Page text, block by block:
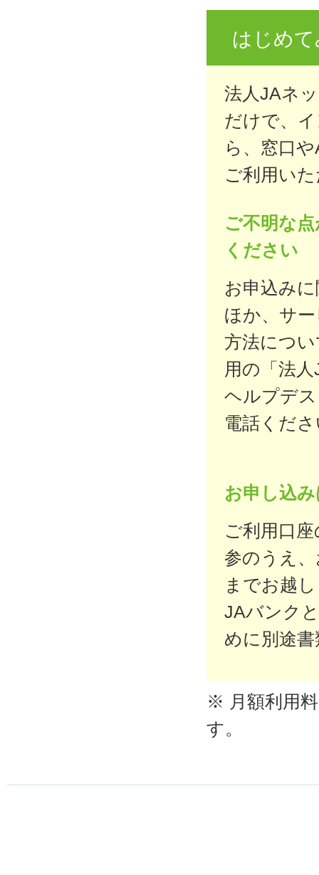
はじめ
法人JAネ
だけで、
ら、窓口
ご利用い
ご不明な
ください
お申込み
ほか、サ
方法につ
用の「法
ヘルプデ
電話くだ
お申し込
ご利用口
参のうえ
までお越
JAバンク
めに別途
※ 月額利用
す。